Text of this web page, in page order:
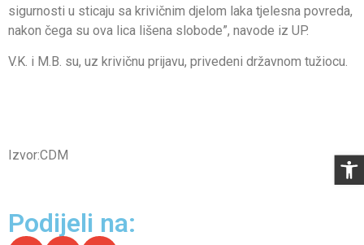
sigurnosti u sticaju sa krivičnim djelom laka tjelesna povreda,
nakon čega su ova lica lišena slobode”, navode iz UP.
V.K. i M.B. su, uz krivičnu prijavu, privedeni državnom tužiocu.
Izvor:CDM
Podijeli na: